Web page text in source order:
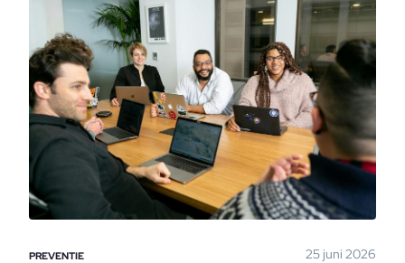
PREVENTIE 25 juni 2026